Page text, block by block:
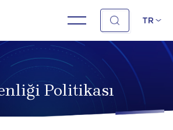
TR
Politikası